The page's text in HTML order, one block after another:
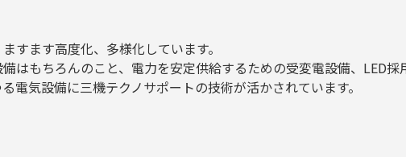
すます高度化、多様化しています。
はもちろんのこと、電力を安定供給するための受変電設備、LED
電気設備に三機テクノサポートの技術が活かされています。